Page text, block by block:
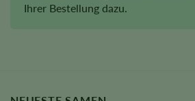
Ihrer Bestellung dazu.